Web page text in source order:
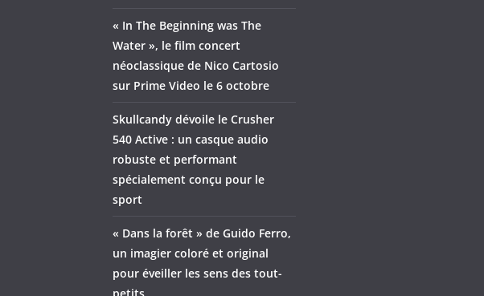
« In The Beginning was The
Water », le film concert
néoclassique de Nico Cartosio
sur Prime Video le 6 octobre
Skullcandy dévoile le Crusher
540 Active : un casque audio
robuste et performant
spécialement conçu pour le
sport
« Dans la forêt » de Guido Ferro,
un imagier coloré et original
pour éveiller les sens des tout-